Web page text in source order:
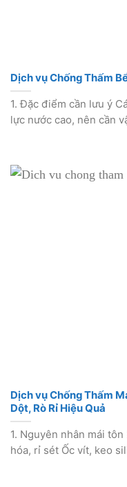
Dịch vụ Chống Thấm
1. Đặc điểm cần lưu ý
lực nước cao, nên cần
Dịch vụ Chống Thấm
Dột, Rò Rỉ Hiệu Quả
1. Nguyên nhân mái
hóa, rỉ sét Ốc vít, keo